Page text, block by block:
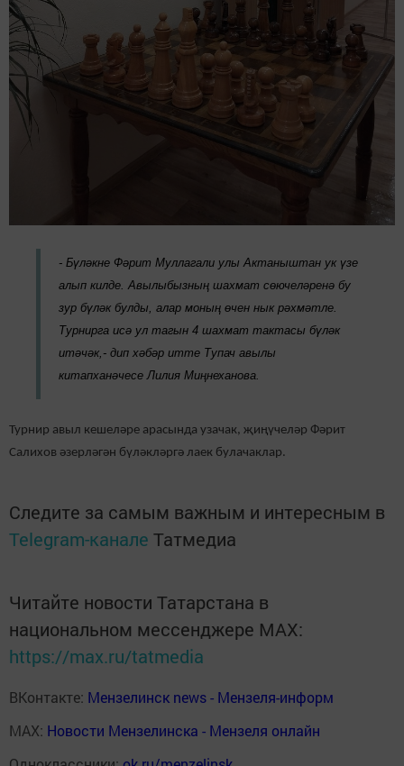
- Бүләкне Фәрит Муллагали улы Актаныштан ук үзе
алып килде. Авылыбызның шахмат сөючеләренә бу
зур бүләк булды , алар моның өчен нык рәхмәтле.
Турнирга исә ул тагын 4 шахмат тактасы бүләк
итәчәк,- дип хәбәр итте Тупач авылы
китапханәчесе Лилия Миңнеханова.
Турнир авыл кешеләре арасында узачак, җиңүчеләр Фәрит
Салихов әзерләгән бүләкләргә лаек булачаклар.
Следите за самым важным и интересным в
Telegram-канале Татмедиа
Читайте новости Татарстана в
национальном мессенджере MАХ:
https://max.ru/tatmedia
ВКонтакте: Мензелинск news - Мензеля-информ
MAX: Новости Мензелинска - Мензеля онлайн